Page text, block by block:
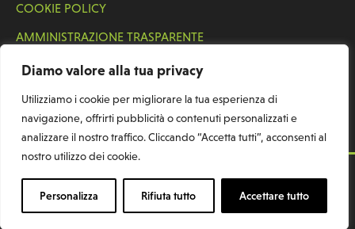
Diamo valore alla tua privacy
Utilizziamo i cookie per migliorare la tua esperienza di
navigazione, offrirti pubblicità o contenuti personalizzati e
analizzare il nostro traffico. Cliccando “Accetta tutti”, acconsenti al
nostro utilizzo dei cookie.
Personalizza Rifiuta tutto Accettare tutto
COOKIE POLICY
AMMINISTRAZIONE TRASPARENTE
ACCESSIBILITÀ
CREDITS